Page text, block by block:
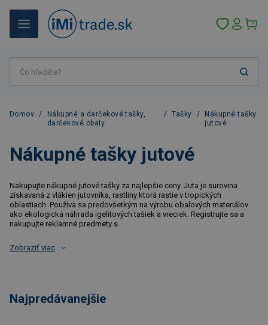
Domov /
Nákupné a darčekové tašky,
darčekové obaly
/ Tašky /
Nákupné tašky
jutové
Nákupné tašky jutové
Nakupujte nákupné jutové tašky za najlepšie ceny. Juta je surovina
získavaná z vlákien jutovníka, rastliny ktorá rastie v tropických
oblastiach. Používa sa predovšetkým na výrobu obalových materiálov
ako ekologická náhrada igelitových tašiek a vreciek. Registrujte sa a
nakupujte reklamné predmety s
Zobraziť viac
Najpredávanejšie